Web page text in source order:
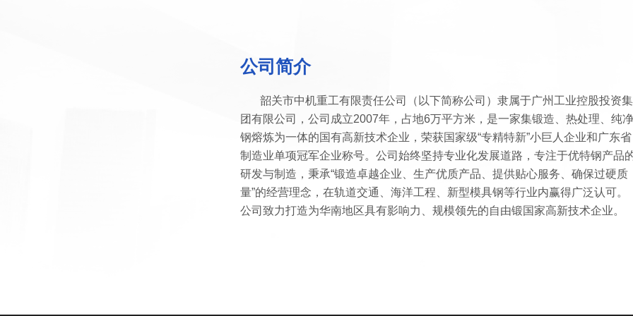
公司简介
韶关市中机重工有限责任公司（以下简称公司）隶属于广州工业控股投资集
团有限公司，公司成立2007年，占地6万平方米，是一家集锻造、热处理、纯净
钢熔炼为一体的国有高新技术企业，荣获国家级“专精特新”小巨人企业和广东省
制造业单项冠军企业称号。公司始终坚持专业化发展道路，专注于优特钢产品
研发与制造，秉承“锻造卓越企业、生产优质产品、提供贴心服务、确保过硬质
量”的经营理念，在轨道交通、海洋工程、新型模具钢等行业内赢得广泛认可。
公司致力打造为华南地区具有影响力、规模领先的自由锻国家高新技术企业。